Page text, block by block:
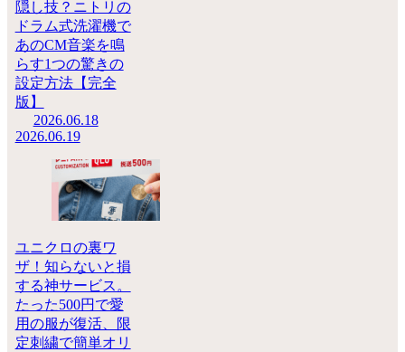
隠し技？ニトリの
ドラム式洗濯機で
あのCM音楽を鳴
らす1つの驚きの
設定方法【完全
版】
2026.06.18
2026.06.19
ユニクロの裏ワ
ザ！知らないと損
する神サービス。
たった500円で愛
用の服が復活、限
定刺繍で簡単オリ